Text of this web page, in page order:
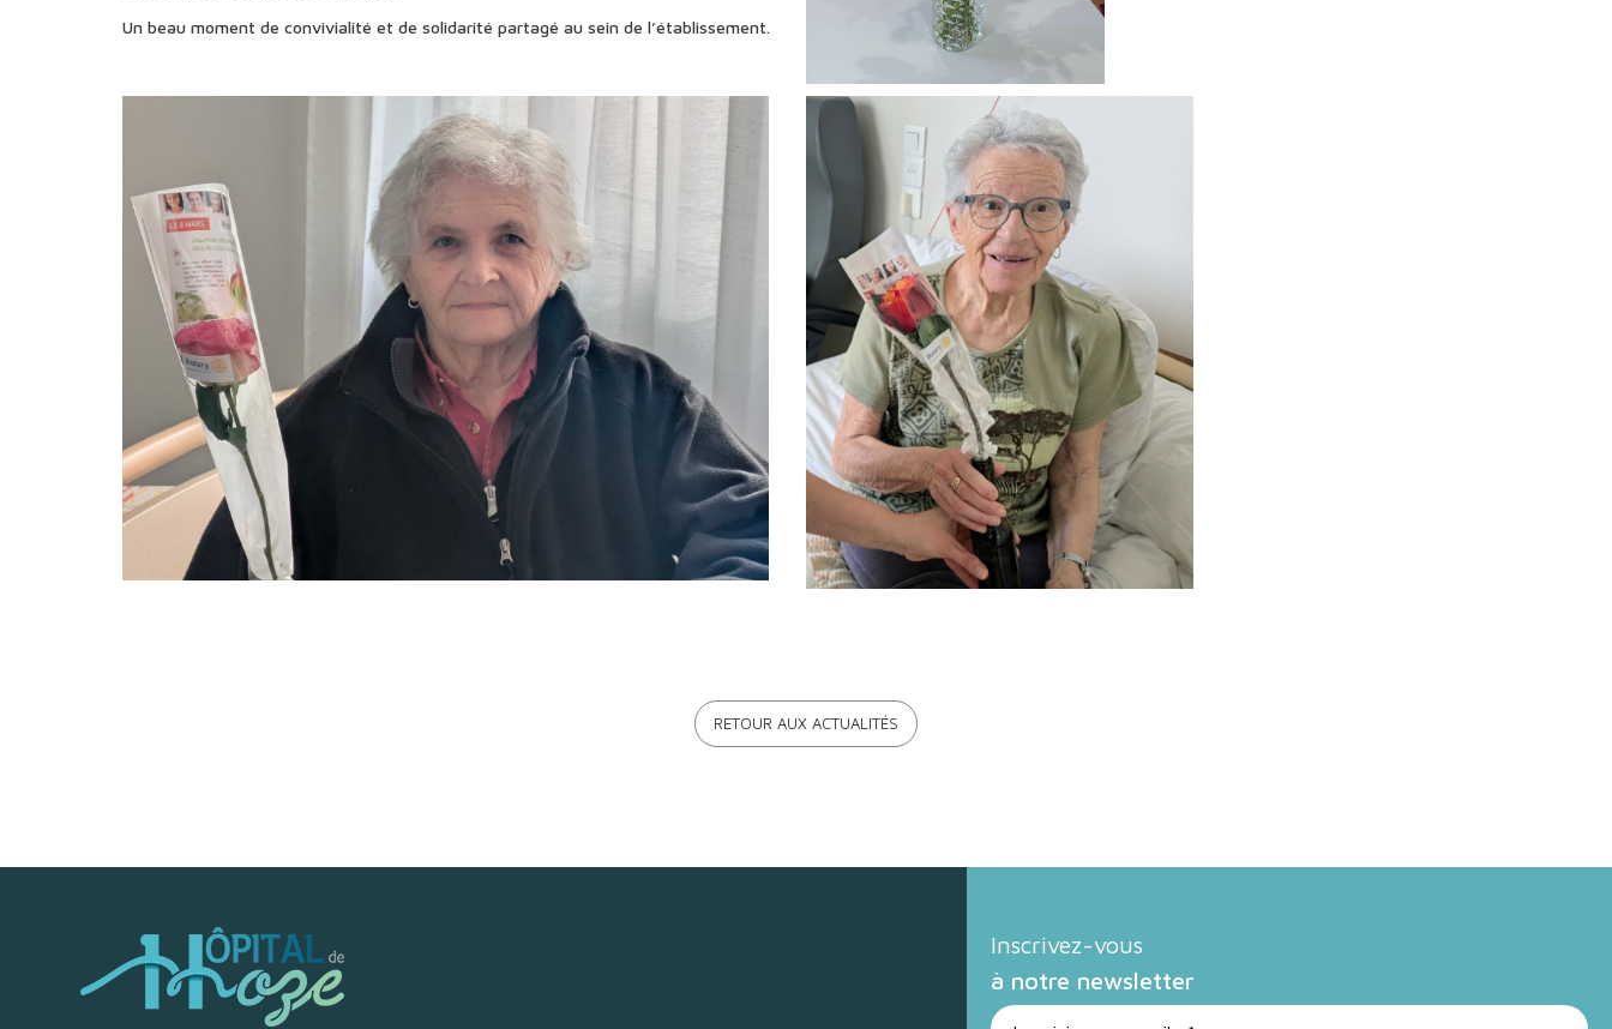
Un beau moment de convivialité et de solidarité partagé au sein de l’établissement.
RETOUR AUX ACTUALITÉS
Inscrivez-vous
à notre newsletter